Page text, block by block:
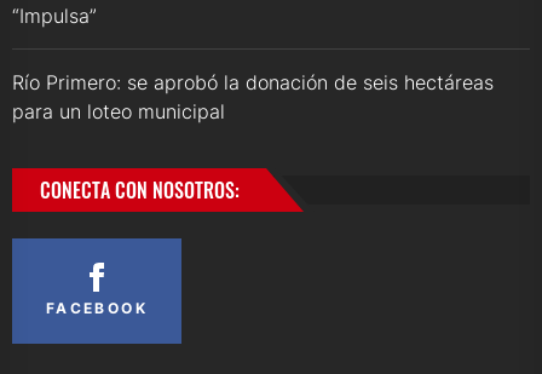
“Impulsa”
Río Primero: se aprobó la donación de seis hectáreas
para un loteo municipal
CONECTA CON NOSOTROS:
FACEBOOK